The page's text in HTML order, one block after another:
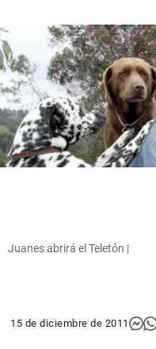
Juanes abrirá el Teletón |
15 de diciembre de 2011